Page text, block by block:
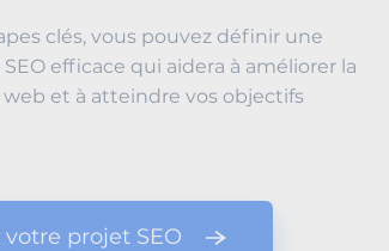
clés, vous pouvez définir une
efficace qui aidera à améliorer la
et à atteindre vos objectifs
projet SEO